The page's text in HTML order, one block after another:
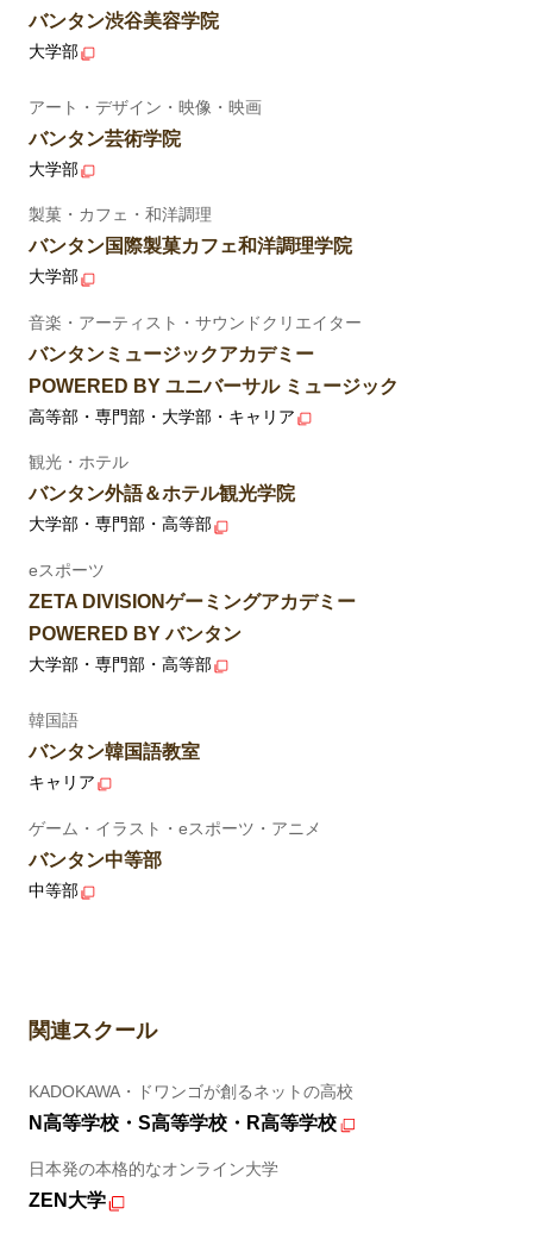
バンタン渋谷美容学院
大学部
アート・デザイン・映像・映画
バンタン芸術学院
大学部
製菓・カフェ・和洋調理
バンタン国際製菓カフェ和洋調理学院
大学部
音楽・アーティスト・サウンドクリエイター
バンタンミュージックアカデミー
POWERED BY ユニバーサル ミュージック
高等部・専門部・大学部・キャリア
観光・ホテル
バンタン外語＆ホテル観光学院
大学部・専門部・高等部
eスポーツ
ZETA DIVISIONゲーミングアカデミー
POWERED BY バンタン
大学部・専門部・高等部
韓国語
バンタン韓国語教室
キャリア
ゲーム・イラスト・eスポーツ・アニメ
バンタン中等部
中等部
関連スクール
KADOKAWA・ドワンゴが創るネットの高校
N高等学校・S高等学校・R高等学校
日本発の本格的なオンライン大学
ZEN大学